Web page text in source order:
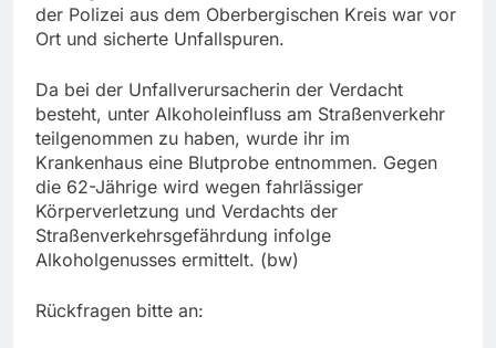
der Polizei aus dem Oberbergischen Kreis war vor
Ort und sicherte Unfallspuren.
Da bei der Unfallverursacherin der Verdacht
besteht, unter Alkoholeinfluss am Straßenverkehr
teilgenommen zu haben, wurde ihr im
Krankenhaus eine Blutprobe entnommen. Gegen
die 62-Jährige wird wegen fahrlässiger
Körperverletzung und Verdachts der
Straßenverkehrsgefährdung infolge
Alkoholgenusses ermittelt. (bw)
Rückfragen bitte an: